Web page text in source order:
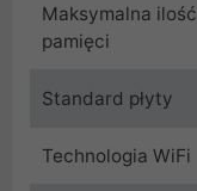
Maksymalna ilość
pamięci
Standard płyty
Technologia WiFi